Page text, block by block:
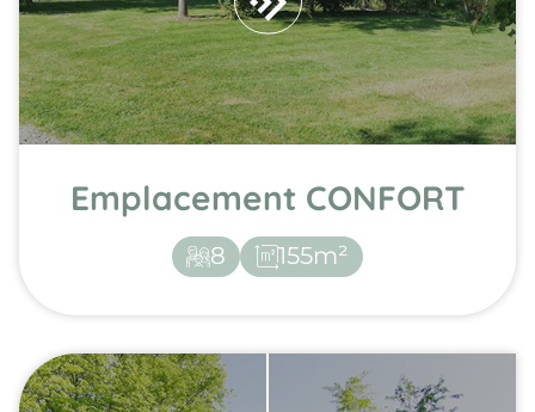
Emplacement CONFORT
8 155m²